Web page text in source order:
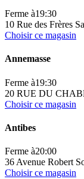
Ferme à19:30
10 Rue des Frères
Choisir ce magasin
Annemasse
Ferme à19:30
20 RUE DU
Choisir ce magasin
Antibes
Ferme à20:00
36 Avenue Robert
Choisir ce magasin